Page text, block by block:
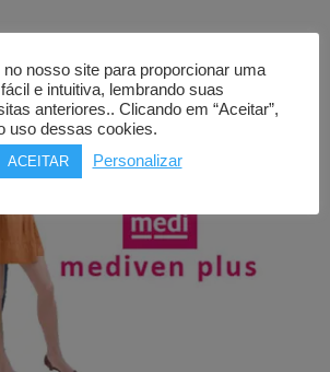
nosso site para proporcionar uma
e intuitiva, lembrando suas
anteriores.. Clicando em “Aceitar”,
uso dessas cookies.
ACEITAR Personalizar